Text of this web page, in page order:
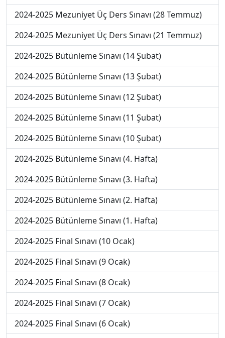
2024-2025 Mezuniyet Üç Ders Sınavı (28 Temmuz)
2024-2025 Mezuniyet Üç Ders Sınavı (21 Temmuz)
2024-2025 Bütünleme Sınavı (14 Şubat)
2024-2025 Bütünleme Sınavı (13 Şubat)
2024-2025 Bütünleme Sınavı (12 Şubat)
2024-2025 Bütünleme Sınavı (11 Şubat)
2024-2025 Bütünleme Sınavı (10 Şubat)
2024-2025 Bütünleme Sınavı (4. Hafta)
2024-2025 Bütünleme Sınavı (3. Hafta)
2024-2025 Bütünleme Sınavı (2. Hafta)
2024-2025 Bütünleme Sınavı (1. Hafta)
2024-2025 Final Sınavı (10 Ocak)
2024-2025 Final Sınavı (9 Ocak)
2024-2025 Final Sınavı (8 Ocak)
2024-2025 Final Sınavı (7 Ocak)
2024-2025 Final Sınavı (6 Ocak)